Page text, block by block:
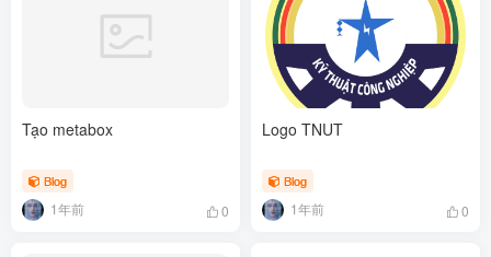
Tạo metabox
Blog
1年前 0
Logo TNUT
Blog
1年前 0